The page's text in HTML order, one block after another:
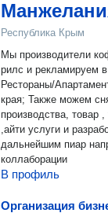
Республика Крым
Мы производители кофе и чая и топ блогеры
рилс и рекламируем в соцсетях
Рестораны/
края; Также можем снять обзоры рилсы , отели, рестораны , кафе ,
производства, товар
,айти услуги и
дальнейшим пиар
коллаборации
В профиль
Организация